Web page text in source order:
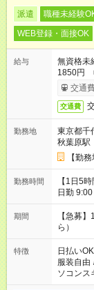
派遣 職種未経験
WEB登録・面接OK
給与
無資格未
1850円
交通
交通費
勤務地
東京都千
秋葉原駅
【勤
勤務時間
【1日5時
日勤
短 10:00～15:00 上記はあくまで一
してお
間を有効
ね。
期間
【急募
ら）
特徴 日払いOK
服装自由
ソコンス